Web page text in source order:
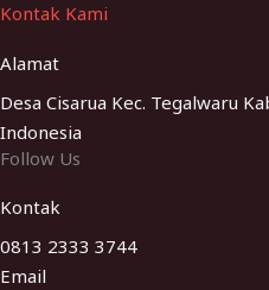
Kontak Kami
Alamat
Desa Cisarua Kec. Tegalwaru
Indonesia
Follow Us
Kontak
0813 2333 3744
Email